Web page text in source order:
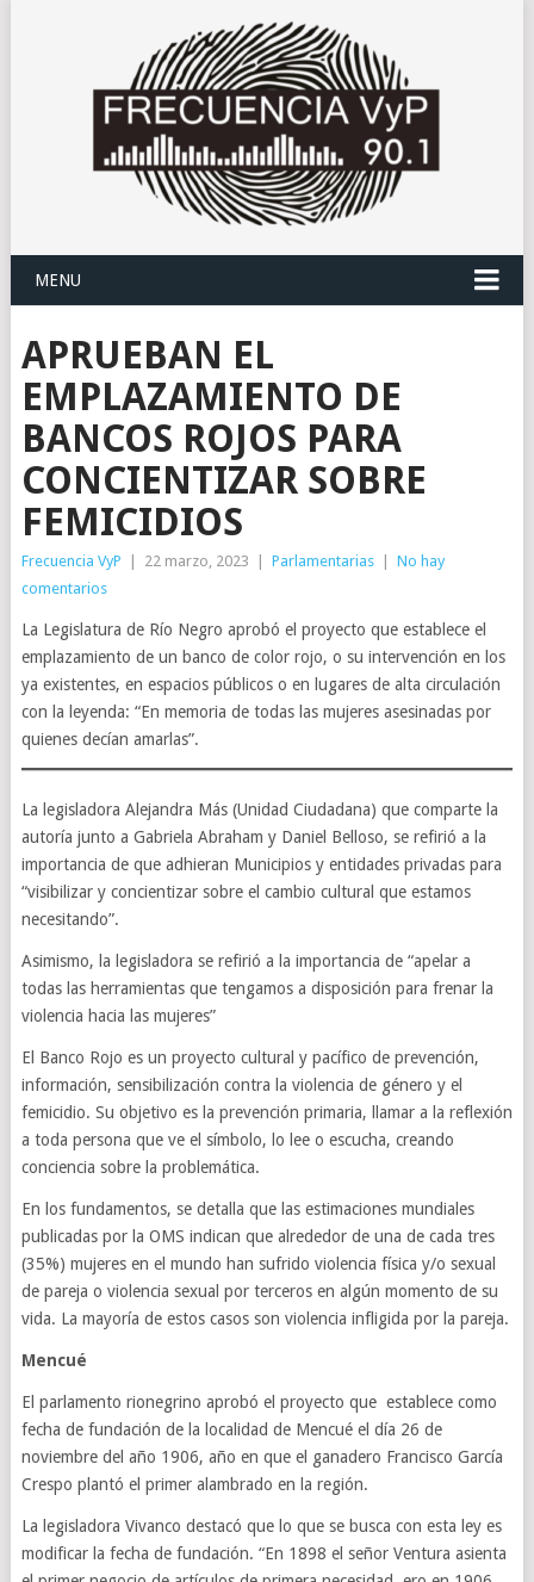
MENU
APRUEBAN EL
EMPLAZAMIENTO DE
BANCOS ROJOS PARA
CONCIENTIZAR SOBRE
FEMICIDIOS
Frecuencia VyP 22 marzo, 2023 Parlamentarias
No hay
comentarios
La Legislatura de Río Negro aprobó el proyecto que establece el
emplazamiento de un banco de color rojo, o su intervención en los
ya existentes, en espacios públicos o en lugares de alta circulación
con la leyenda: “En memoria de todas las mujeres asesinadas por
quienes decían amarlas”.
La legisladora Alejandra Más (Unidad Ciudadana) que comparte la
autoría junto a Gabriela Abraham y Daniel Belloso, se refirió a la
importancia de que adhieran Municipios y entidades privadas para
“visibilizar y concientizar sobre el cambio cultural que estamos
necesitando”.
Asimismo, la legisladora se refirió a la importancia de “apelar a
todas las herramientas que tengamos a disposición para frenar la
violencia hacia las mujeres”
El Banco Rojo es un proyecto cultural y pacífico de prevención,
información, sensibilización contra la violencia de género y el
femicidio. Su objetivo es la prevención primaria, llamar a la reflexión
a toda persona que ve el símbolo, lo lee o escucha, creando
conciencia sobre la problemática.
En los fundamentos, se detalla que las estimaciones mundiales
publicadas por la OMS indican que alrededor de una de cada tres
(35%) mujeres en el mundo han sufrido violencia física y/o sexual
de pareja o violencia sexual por terceros en algún momento de su
vida. La mayoría de estos casos son violencia infligida por la pareja.
Mencué
El parlamento rionegrino aprobó el proyecto que establece como
fecha de fundación de la localidad de Mencué el día 26 de
noviembre del año 1906, año en que el ganadero Francisco García
Crespo plantó el primer alambrado en la región.
La legisladora Vivanco destacó que lo que se busca con esta ley es
modificar la fecha de fundación. “En 1898 el señor Ventura asienta